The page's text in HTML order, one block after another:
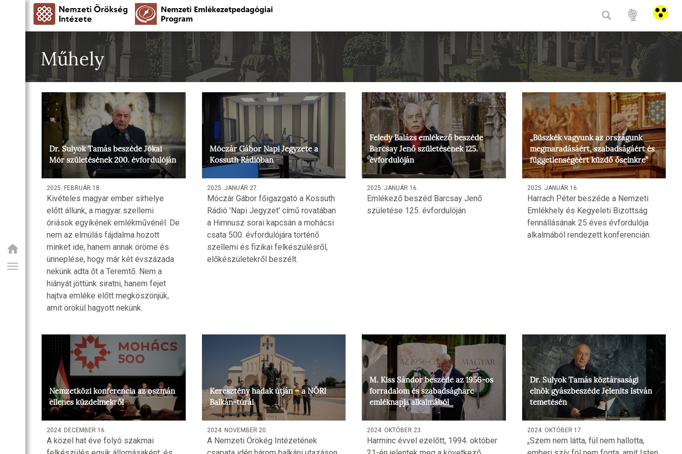
HU /
Műhely
Dr. Sulyok Tamás beszéde Jókai
Mór születésének 200. évfordulóján
2025. FEBRUÁR 18.
Kivételes magyar ember sírhelye
előtt állunk, a magyar szellemi
óriások egyikének emlékművénél. De
nem az elmúlás fájdalma hozott
minket ide, hanem annak öröme és
ünneplése, hogy már két évszázada
nekünk adta őt a Teremtő. Nem a
hiányát jöttünk siratni, hanem fejet
hajtva emléke előtt megköszönjük,
amit örökül hagyott nekünk.
Móczár Gábor Napi Jegyzete a
Kossuth Rádióban
2025. JANUÁR 27.
Móczár Gábor főigazgató a Kossuth
Rádió 'Napi Jegyzet' című rovatában
a Himnusz sorai kapcsán a mohácsi
csata 500. évfordulójára történő
szellemi és fizikai felkészülésről,
előkészületekről beszélt.
Feledy Balázs emlékező beszéde
Barcsay Jenő születésének 125.
évfordulóján
2025. JANUÁR 16.
Emlékező beszéd Barcsay Jenő
születése 125. évfordulóján
„Büszkék vagyunk az országunk
megmaradásáért, szabadságáért és
függetlenségéért küzdő őseinkre”
2025. JANUÁR 16.
Harrach Péter beszéde a Nemzeti
Emlékhely és Kegyeleti Bizottság
fennállásának 25 éves évfordulója
alkalmából rendezett konferencián.
Nemzetközi konferencia az oszmán
ellenes küzdelmekről
2024. DECEMBER 16.
A közel hat éve folyó szakmai
Keresztény hadak útján – a NÖRI
Balkán-túrái
2024. NOVEMBER 20.
A Nemzeti Örökég Intézetének
M. Kiss Sándor beszéde az 1956-os
forradalom és szabadságharc
emléknapja alkalmából
2024. OKTÓBER 23.
Harminc évvel ezelőtt, 1994. október
Dr. Sulyok Tamás köztársasági
elnök gyászbeszéde Jelenits István
temetésén
2024. OKTÓBER 17.
„Szem nem látta, fül nem hallotta,